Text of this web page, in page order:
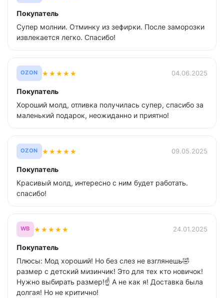
Покупатель
Супер молнии. Отминку из зефирки. После заморозки
извлекается легко. Спасибо!
OZON ★★★★★ 04.06.2025
Покупатель
Хороший молд, отливка получилась супер, спасибо за
маленький подарок, неожиданно и приятно!
OZON ★★★★★ 09.05.2025
Покупатель
Красивый молд, интересно с ним будет работать.
спасибо!
WB ★★★★★ 24.01.2025
Покупатель
Плюсы: Мод хороший! Но без слез не взглянешь🤣
размер с детский мизинчик! Это для тех кто новичок!
Нужно выбирать размер!☝️ А не как я! Доставка была
долгая! Но не критично!